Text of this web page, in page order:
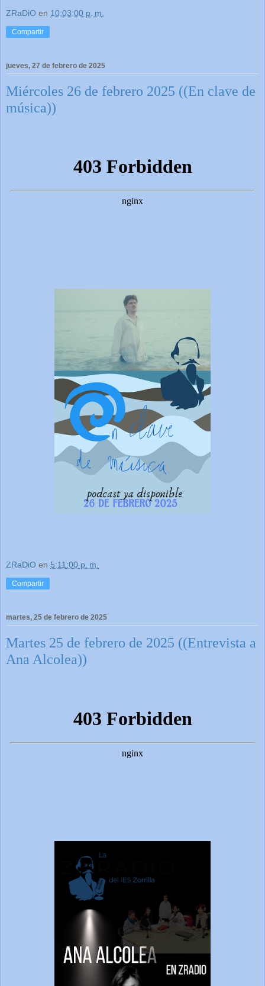
ZRaDiO en 10:03:00 p. m.
Compartir
jueves, 27 de febrero de 2025
Miércoles 26 de febrero 2025 ((En clave de
música))
ZRaDiO en 5:11:00 p. m.
Compartir
martes, 25 de febrero de 2025
Martes 25 de febrero de 2025 ((Entrevista a
Ana Alcolea))